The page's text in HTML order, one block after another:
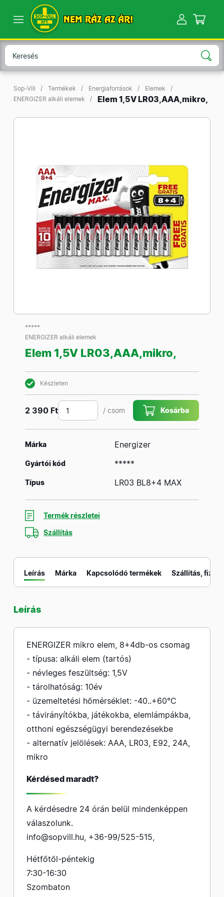
NEM RÁZ AZ ÁR!
Sop-Vill Termékek Energiaforrások
Elemek
ENERGIZER alkáli elemek
Elem 1,5V LR03,AAA,mikro,
*****
ENERGIZER alkáli elemek
Elem 1,5V LR03,AAA,mikro,
Készleten
2 390 Ft / csom Kosárba
Márka Energizer
Gyártói kód *****
Típus LR03 BL8+4 MAX
Termék részletei
Szállítás
Leírás Márka Kapcsolódó termékek Szállítás,
Leírás
ENERGIZER mikro elem, 8+4db-os csomag
- típusa: alkáli elem (tartós)
- névleges feszültség: 1,5V
- tárolhatóság: 10év
- üzemeltetési hőmérséklet: -40..+60°C
- távirányítókba, játékokba, elemlámpákba,
otthoni egészségügyi berendezésekbe
- alternatív jelölések: AAA, LR03, E92, 24A,
mikro
Kérdésed maradt?
A kérdésedre 24 órán belül mindenképpen
válaszolunk.
info@sopvill.hu, +36-99/525-515,
Hétfőtől-péntekig
7:30-16:30
Szombaton